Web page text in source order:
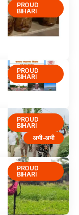
PROUD
BIHARI
PROUD
BIHARI
PROUD
BIHARI
अभी-अभी
PROUD
BIHARI